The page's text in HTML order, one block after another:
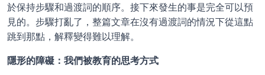
於保持步驟和過渡詞的順序。接下來發生的事是完全可以預
見的。步驟打亂了，整篇文章在沒有過渡詞的情況下從這點
跳到那點，解釋變得難以理解。
隱形的障礙：我們被教育的思考方式